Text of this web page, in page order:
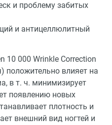
и проблему забитых
и антицеллюлитный
10 000 Wrinkle Correction
положительно влияет на
в т. ч. минимизирует
появлению новых
плотность и
внешний вид ногтей и